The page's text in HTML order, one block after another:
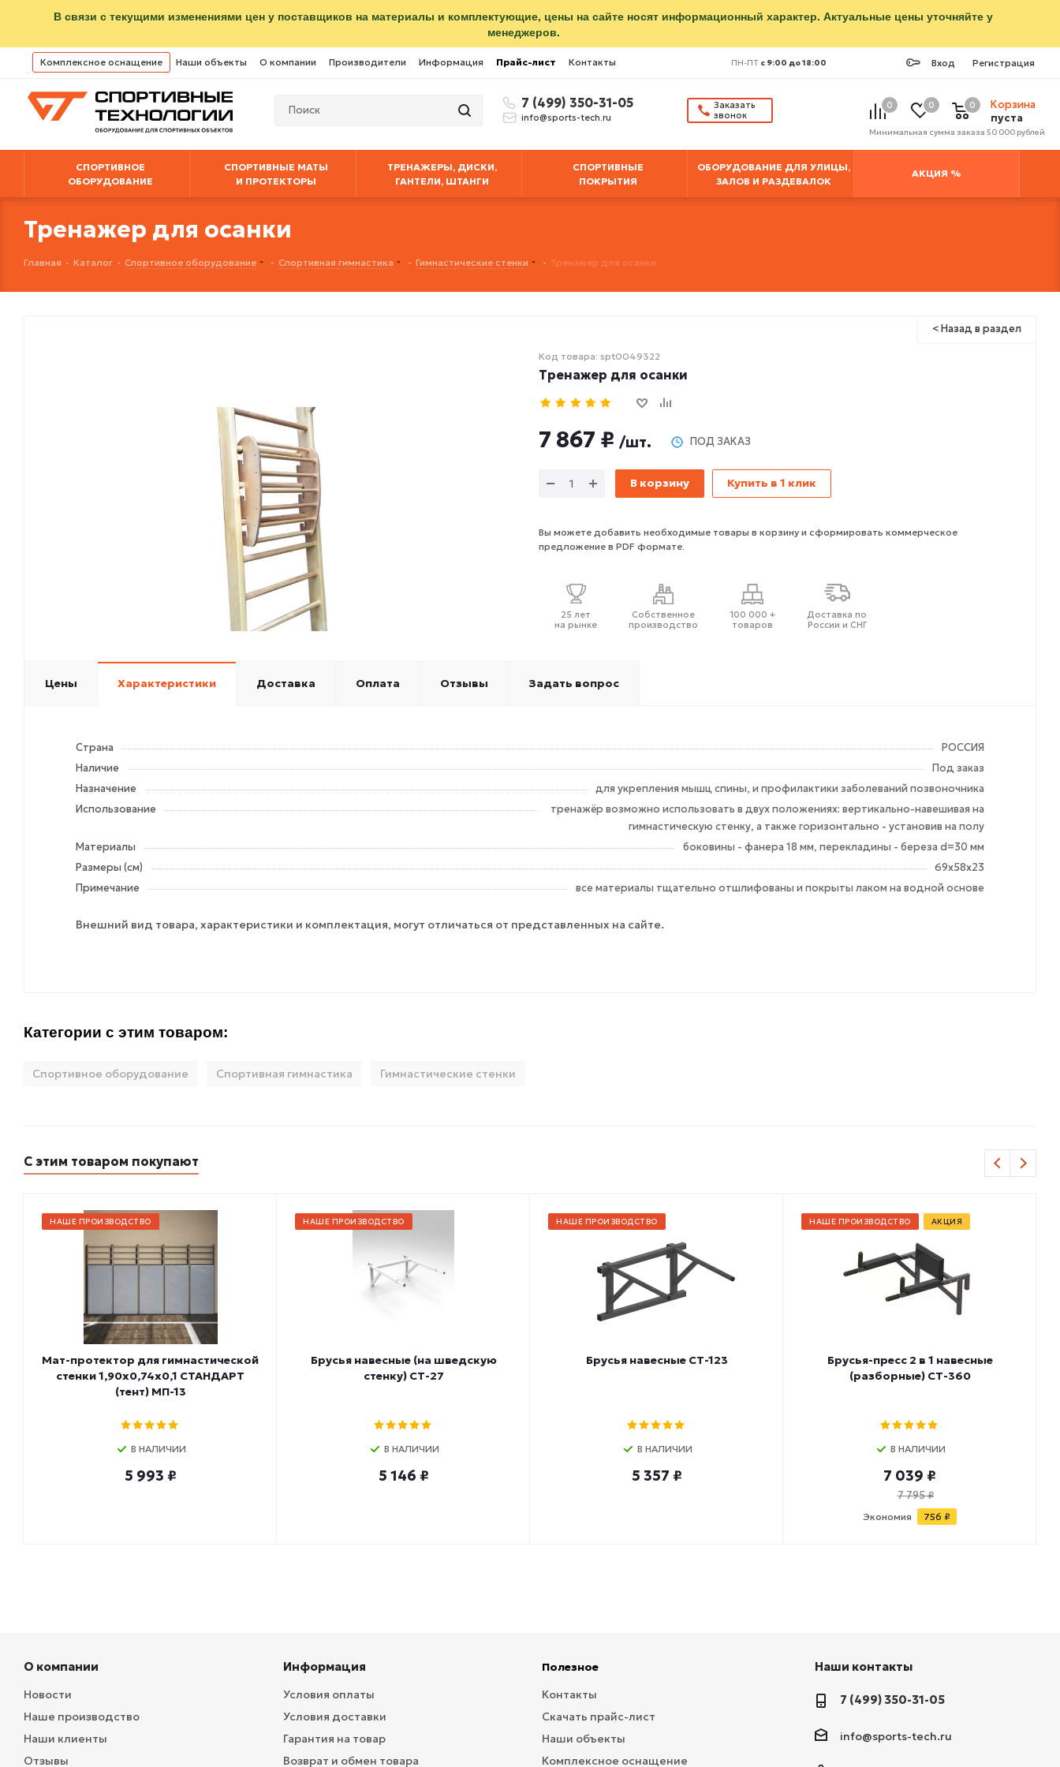
В связи с текущими изменениями цен у поставщиков на материалы и комплектующие, цены на сайте носят информационный характер. Актуальные цены уточняйте у
менеджеров.
Комплексное оснащение Наши объекты О компании Производители Информация Прайс-лист Контакты Вход Регистрация
ПН-ПТ с 9:00 до 18:00
7 (499) 350-31-05
info@sports-tech.ru
Заказать
звонок
0 0
Корзина
пуста
0
Минимальная сумма заказа 50 000 рублей
СПОРТИВНОЕ
ОБОРУДОВАНИЕ
СПОРТИВНЫЕ МАТЫ
И ПРОТЕКТОРЫ
ТРЕНАЖЕРЫ, ДИСКИ,
ГАНТЕЛИ, ШТАНГИ
СПОРТИВНЫЕ
ПОКРЫТИЯ
ОБОРУДОВАНИЕ ДЛЯ УЛИЦЫ,
ЗАЛОВ И РАЗДЕВАЛОК
АКЦИЯ %
Тренажер для осанки
Главная - Каталог - Спортивное оборудование - Спортивная гимнастика - Гимнастические стенки - Тренажер для осанки
< Назад в раздел
Код товара: spt0049322
Тренажер для осанки
7 867 ₽ /шт. ПОД ЗАКАЗ
В корзину Купить в 1 клик
Вы можете добавить необходимые товары в корзину и сформировать коммерческое
предложение в PDF формате.
25 лет
на рынке
Собственное
производство
100 000 +
товаров
Доставка по
России и СНГ
Цены Характеристики Доставка Оплата Отзывы Задать вопрос
Страна
РОССИЯ
Наличие
Под заказ
Назначение
для укрепления мышц спины, и профилактики заболеваний позвоночника
Использование
тренажёр возможно использовать в двух положениях: вертикально-навешивая на
гимнастическую стенку, а также горизонтально - установив на полу
Материалы
боковины - фанера 18 мм, перекладины - береза d=30 мм
Размеры (см)
69х58х23
Примечание
все материалы тщательно отшлифованы и покрыты лаком на водной основе
Внешний вид товара, характеристики и комплектация, могут отличаться от представленных на сайте.
Категории с этим товаром:
Спортивное оборудование Спортивная гимнастика Гимнастические стенки
С этим товаром покупают
НАШЕ ПРОИЗВОДСТВО
Мат-протектор для гимнастической
стенки 1,90х0,74х0,1 СТАНДАРТ
(тент) МП-13
В НАЛИЧИИ
5 993 ₽
НАШЕ ПРОИЗВОДСТВО
Брусья навесные (на шведскую
стенку) СТ-27
В НАЛИЧИИ
5 146 ₽
НАШЕ ПРОИЗВОДСТВО
Брусья навесные СТ-123
В НАЛИЧИИ
5 357 ₽
НАШЕ ПРОИЗВОДСТВО АКЦИЯ
Брусья-пресс 2 в 1 навесные
(разборные) СТ-360
В НАЛИЧИИ
7 039 ₽
7 795 ₽
Экономия 756 ₽
О компании
Новости
Наше производство
Наши клиенты
Отзывы
Информация
Условия оплаты
Условия доставки
Гарантия на товар
Возврат и обмен товара
Полезное
Контакты
Скачать прайс-лист
Наши объекты
Комплексное оснащение
Наши контакты
7 (499) 350-31-05
info@sports-tech.ru